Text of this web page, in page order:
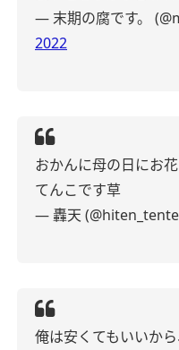
— 末期の腐です。
2022
おかんに母の日にお
てんこです草
— 轟天
俺は安くてもいいか